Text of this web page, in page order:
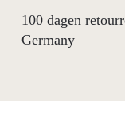
100 dagen
Germany